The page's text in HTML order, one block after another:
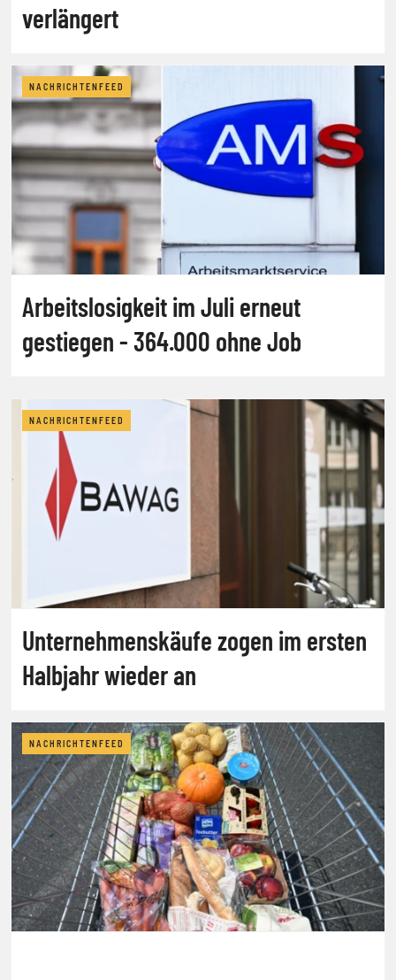
verlängert
NACHRICHTENFEED
Arbeitslosigkeit im Juli erneut
gestiegen - 364.000 ohne Job
NACHRICHTENFEED
Unternehmenskäufe zogen im ersten
Halbjahr wieder an
NACHRICHTENFEED